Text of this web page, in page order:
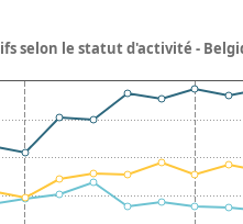
selon le statut d'activité -